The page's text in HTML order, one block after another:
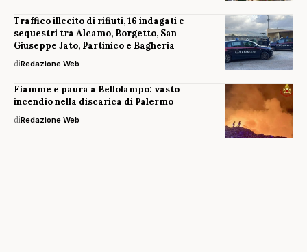
Traffico illecito di rifiuti, 16 indagati e
sequestri tra Alcamo, Borgetto, San
Giuseppe Jato, Partinico e Bagheria
diRedazione Web
Fiamme e paura a Bellolampo: vasto
incendio nella discarica di Palermo
diRedazione Web